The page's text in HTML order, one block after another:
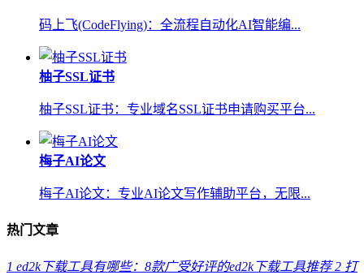
码上飞(CodeFlying)：全流程自动化AI智能编...
柚子SSL证书
柚子SSL证书：专业域名SSL证书申请购买平台...
梅子AI论文
梅子AI论文：专业AI论文写作辅助平台，无限...
热门文章
1 ed2k下载工具有哪些：8款广受好评的ed2k下载工具推荐 2 打